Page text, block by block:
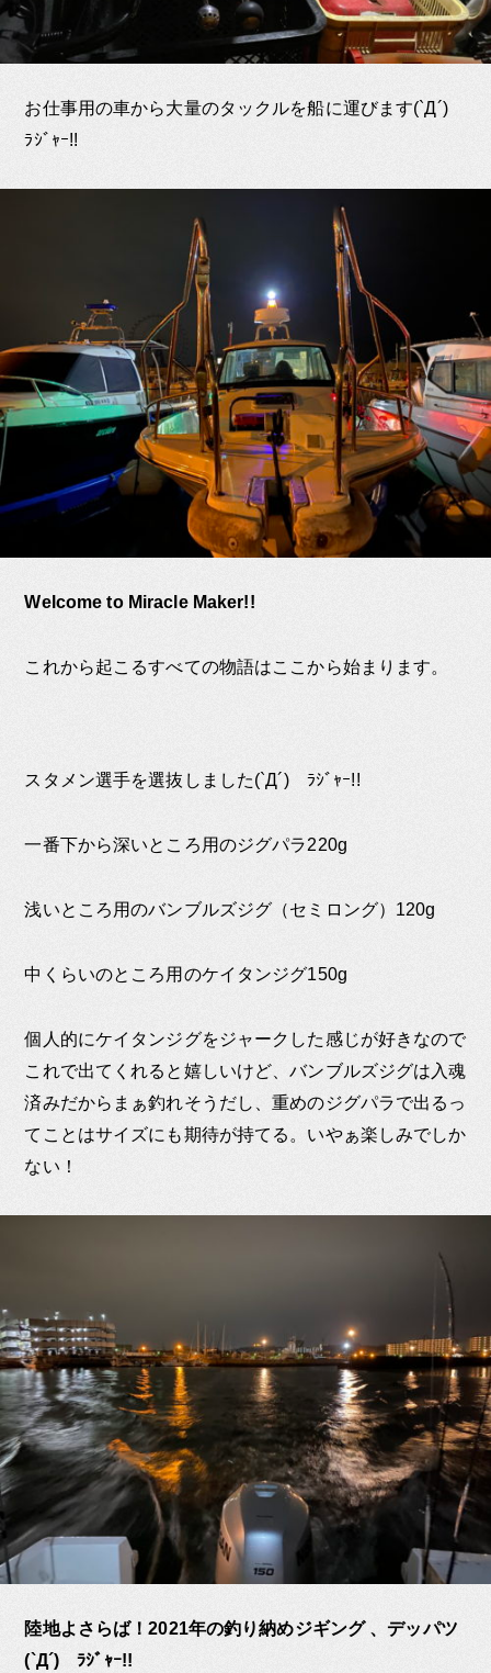
お仕事用の車から大量のタックルを船に運びます(`Д´)ゞ
ﾗｼﾞｬｰ!!
Welcome to Miracle Maker!!
これから起こるすべての物語はここから始まります。
スタメン選手を選抜しました(`Д´)ゞﾗｼﾞｬｰ!!
一番下から深いところ用のジグパラ220g
浅いところ用のバンブルズジグ（セミロング）120g
中くらいのところ用のケイタンジグ150g
個人的にケイタンジグをジャークした感じが好きなので
これで出てくれると嬉しいけど、バンブルズジグは入魂
済みだからまぁ釣れそうだし、重めのジグパラで出るっ
てことはサイズにも期待が持てる。いやぁ楽しみでしか
ない！
陸地よさらば！2021年の釣り納めジギング 、デッパツ
(`Д´)ゞﾗｼﾞｬｰ!!